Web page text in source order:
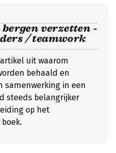
bergen verzetten -
/ teamwork
uit waarom
behaald en
samenwerking in een
steeds belangrijker
op het